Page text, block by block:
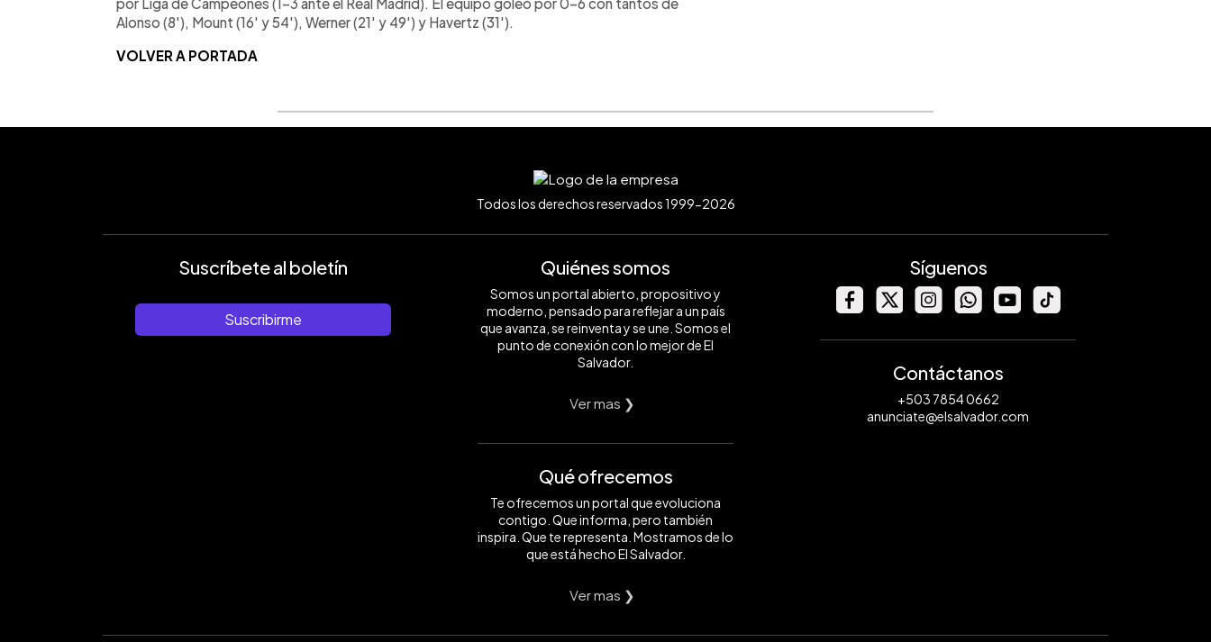
Alonso (8'), Mount (16' y 54'), Werner (21' y 49') y Havertz (31').
VOLVER A PORTADA
Todos los derechos reservados 1999-2026
Suscríbete al boletín
Suscribirme
Quiénes somos
Somos un portal abierto, propositivo y
moderno, pensado para reflejar a un país
que avanza, se reinventa y se une. Somos el
punto de conexión con lo mejor de El
Salvador.
Ver mas ❯
Qué ofrecemos
Te ofrecemos un portal que evoluciona
contigo. Que informa, pero también
inspira. Que te representa. Mostramos de lo
que está hecho El Salvador.
Ver mas ❯
Síguenos
Contáctanos
+503 7854 0662
anunciate@elsalvador.com